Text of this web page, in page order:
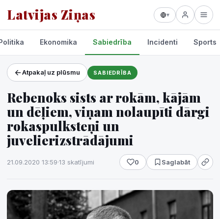
Latvijas Ziņas ▾
Projekti un pakalpojumi
Laikapstākļi
Ekonomika Sabiedrība Incidenti Sports
Atpakaļ uz plūsmu SABIEDRĪBA
Rebenoks sists ar rokām, kājām
un dēļiem, viņam nolaupīti dārgi
rokaspulksteņi un
juvelierizstrādājumi
21.09.2020 13:59·13 skatījumi 0 Saglabāt